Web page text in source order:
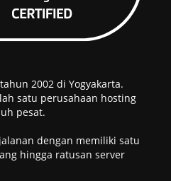
2002 di Yogyakarta.
satu perusahaan hosting
pesat.
dengan memiliki satu
hingga ratusan server